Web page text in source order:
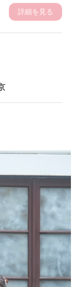
詳細を見る